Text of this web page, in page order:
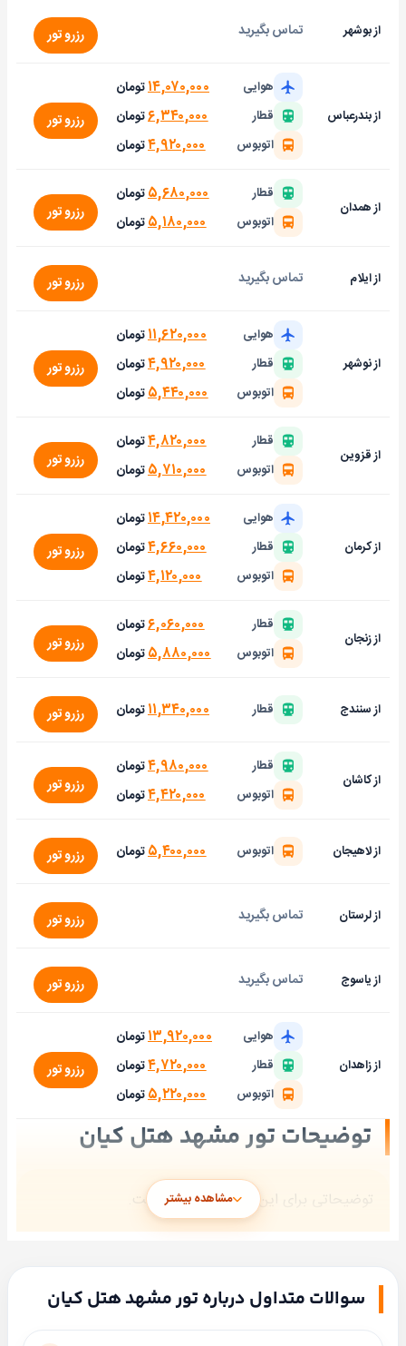
از بوشهر تماس بگیرید رزرو تور
از بندرعباس
هوایی ۱۴,۰۷۰,۰۰۰تومان
قطار ۶,۳۴۰,۰۰۰تومان
اتوبوس ۴,۹۲۰,۰۰۰تومان
رزرو تور
از همدان
قطار ۵,۶۸۰,۰۰۰تومان
اتوبوس ۵,۱۸۰,۰۰۰تومان رزرو تور
از ایلام تماس بگیرید رزرو تور
از نوشهر
هوایی ۱۱,۶۲۰,۰۰۰تومان
قطار ۴,۹۲۰,۰۰۰تومان
اتوبوس ۵,۴۴۰,۰۰۰تومان
رزرو تور
از قزوین
قطار ۴,۸۲۰,۰۰۰تومان
اتوبوس ۵,۷۱۰,۰۰۰تومان رزرو تور
از کرمان
هوایی ۱۴,۴۲۰,۰۰۰تومان
قطار ۴,۶۶۰,۰۰۰تومان
اتوبوس ۴,۱۲۰,۰۰۰تومان
رزرو تور
از زنجان
قطار ۶,۰۶۰,۰۰۰تومان
اتوبوس ۵,۸۸۰,۰۰۰تومان رزرو تور
از سنندج قطار ۱۱,۳۴۰,۰۰۰تومان رزرو تور
از کاشان
قطار ۴,۹۸۰,۰۰۰تومان
اتوبوس ۴,۴۲۰,۰۰۰تومان رزرو تور
از لاهیجان اتوبوس ۵,۴۰۰,۰۰۰تومان رزرو تور
از لرستان تماس بگیرید رزرو تور
از یاسوج تماس بگیرید رزرو تور
از زاهدان
هوایی ۱۳,۹۲۰,۰۰۰تومان
قطار ۴,۷۲۰,۰۰۰تومان
اتوبوس ۵,۲۲۰,۰۰۰تومان
رزرو تور
توضیحات تور مشهد هتل کیان
توضیحاتی برای این هتل ثبت نشده است.
مشاهده بیشتر
سوالات متداول درباره تور مشهد هتل کیان